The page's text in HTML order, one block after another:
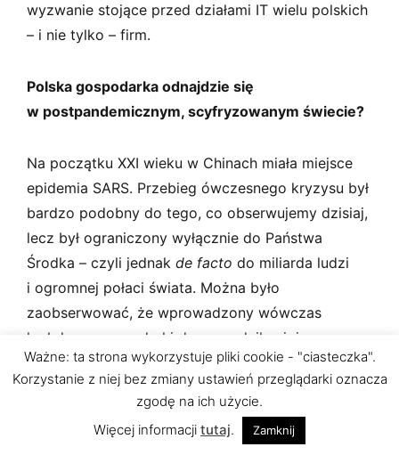
wyzwanie stojące przed działami IT wielu polskich
– i nie tylko – firm.
Polska gospodarka odnajdzie się
w postpandemicznym, scyfryzowanym świecie?
Na początku XXI wieku w Chinach miała miejsce
epidemia SARS. Przebieg ówczesnego kryzysu był
bardzo podobny do tego, co obserwujemy dzisiaj,
lecz był ograniczony wyłącznie do Państwa
Środka – czyli jednak de facto do miliarda ludzi
i ogromnej połaci świata. Można było
zaobserwować, że wprowadzony wówczas
lockdown gospodarki doprowadził najpierw
do zatrzymania wielu procesów, a następnie
do gwałtownej cyfryzacji. Już niecały rok
po zakończeniu pandemii Chiny doświadczyły
natomiast lawinowego rozwoju gospodarczego.
Ważne: ta strona wykorzystuje pliki cookie - "ciasteczka".
Korzystanie z niej bez zmiany ustawień przeglądarki oznacza
zgodę na ich użycie.
Więcej informacji tutaj. Zamknij